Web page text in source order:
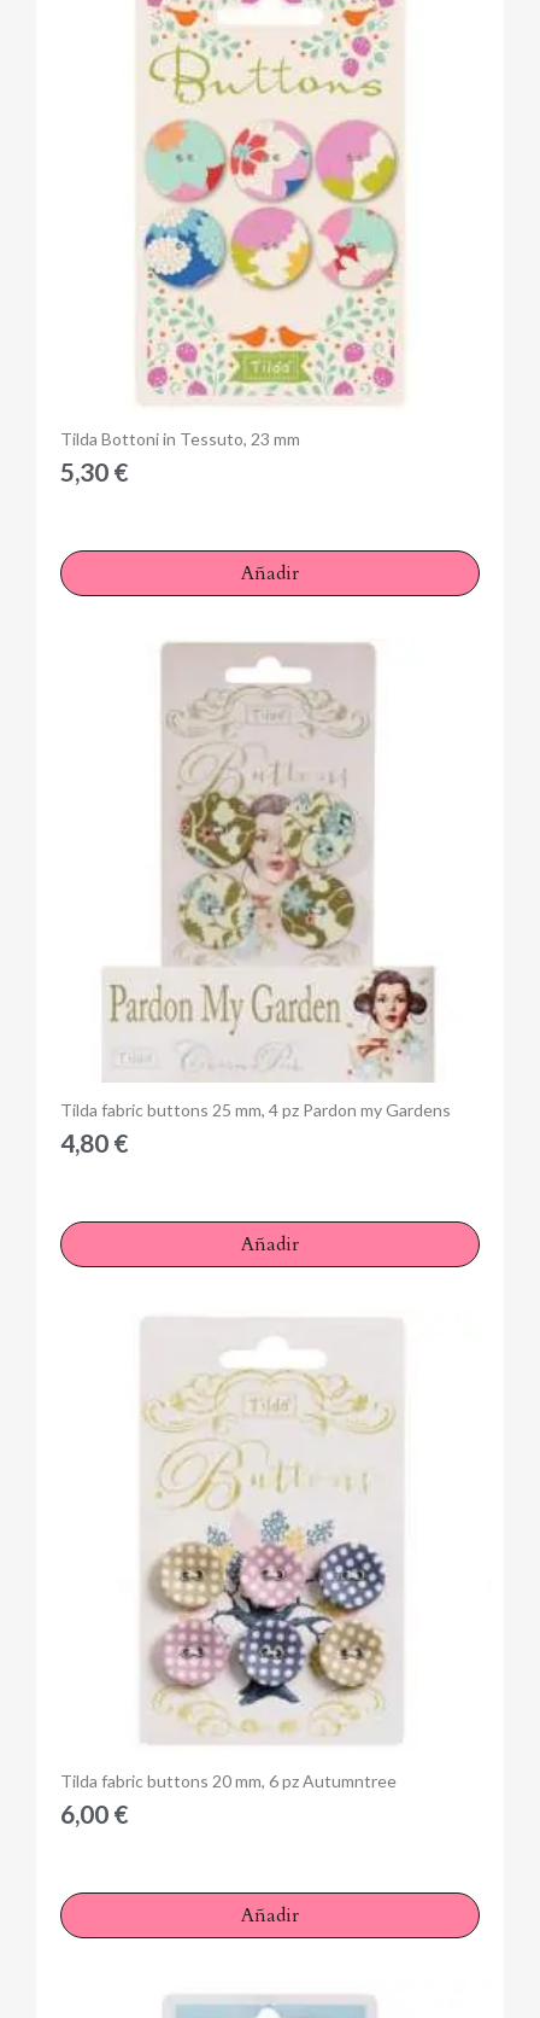
Anteprima
Tilda Bottoni in Tessuto, 23 mm
5,30 €
Añadir
Anteprima
Tilda fabric buttons 25 mm, 4 pz Pardon my Gardens
4,80 €
Añadir
Anteprima
Tilda fabric buttons 20 mm, 6 pz Autumntree
6,00 €
Añadir